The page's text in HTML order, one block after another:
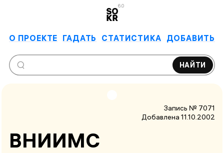
6.0
О ПРОЕКТЕ ГАДАТЬ СТАТИСТИКА ДОБАВИТЬ
НАЙТИ
Запись № 7071
Добавлена 11.10.2002
ВНИИМС